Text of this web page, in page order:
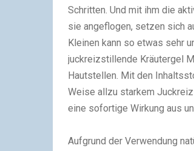
Schritten. Und mit ihm die
sie angeflogen, setzen sich
Kleinen kann so etwas sehr
juckreizstillende Kräutergel
Hautstellen. Mit den
Weise allzu starkem
eine sofortige Wirkung aus
Aufgrund der Verwendung